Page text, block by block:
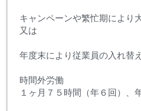
キャンペーンや繁忙期により
又は
年度末により従業員の入れ替
時間外労働
１ヶ月７５時間（年６回）、